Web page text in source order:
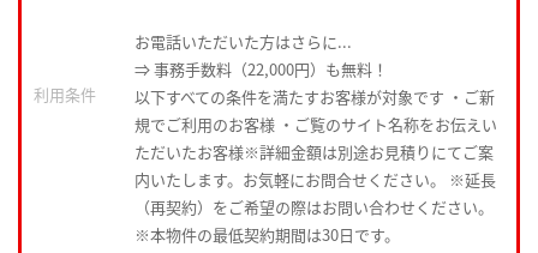
お電話いただいた方はさらに...
⇒ 事務手数料（22,000円）も無料！
利用条件
以下すべての条件を満たすお客様が対象です ・ご新
規でご利用のお客様 ・ご覧のサイト名称をお伝えい
ただいたお客様※詳細金額は別途お見積りにてご案
内いたします。お気軽にお問合せください。 ※延長
（再契約）をご希望の際はお問い合わせください。
※本物件の最低契約期間は30日です。